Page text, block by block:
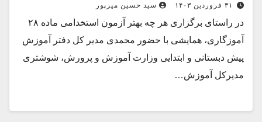
۳۱ فروردین ۱۴۰۳ سید حسین میرپور
در راستای برگزاری هر چه بهتر آزمون استخدامی ماده ۲۸
آموزگاری، همایشی با حضور محمدی مدیر کل دفتر آموزش
پیش دبستانی و ابتدایی وزارت آموزش و پرورش، شوشتری
مدیرکل آموزش…